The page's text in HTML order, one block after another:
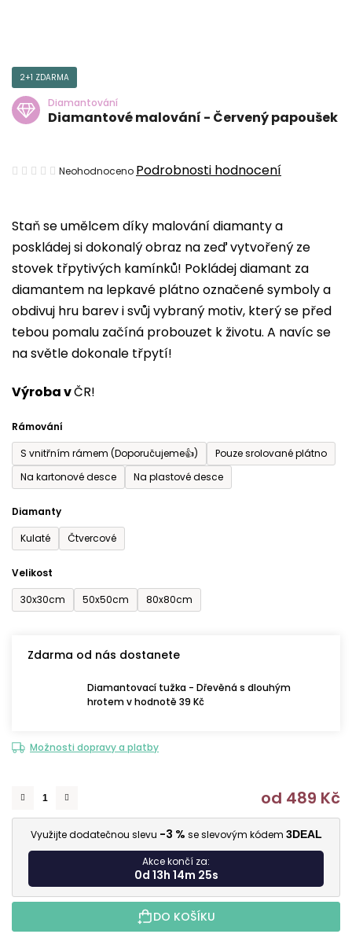
Staň se umělcem díky malování diamanty a
poskládej si dokonalý obraz na zeď vytvořený ze
stovek třpytivých kamínků! Pokládej diamant za
diamantem na lepkavé plátno označené symboly a
obdivuj hru barev i svůj vybraný motiv, který se před
tebou pomalu začíná probouzet k životu. A navíc se
na světle dokonale třpytí!
Výroba vČR!
Rámování
S vnitřním rámem (Doporučujeme👍)
Pouze srolované plátno
Na kartonové desce
Na plastové desce
Diamanty
Kulaté
Čtvercové
Velikost
30x30cm
50x50cm 80x80cm
Zdarma od nás dostanete
Diamantovací tužka - Dřevěná s dlouhým
hrotem v hodnotě 39 Kč
Možnosti dopravy a platby
od 489 Kč
Využijte dodatečnou slevu -3 % se slevovým kódem 3DEAL
Akce končí za:
0d 13h 14m 24s
DO KOŠÍKU
2+1 ZDARMA
Diamantování
Diamantové malování - Červený papoušek
Průměrné
je
0,0
z
5
hvězdiček.
Neohodnoceno Podrobnosti hodnocení